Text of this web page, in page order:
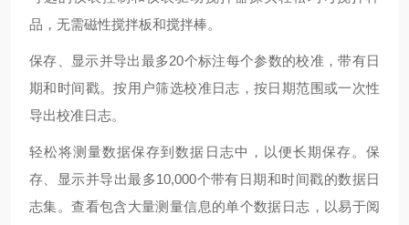
品，无需磁性搅拌板和搅拌棒。
保存、显示并导出最多20个标注每个参数的校准，带有日
期和时间戳。按用户筛选校准日志，按日期范围或一次性
导出校准日志。
轻松将测量数据保存到数据日志中，以便长期保存。保
存、显示并导出最多10,000个带有日期和时间戳的数据日
志集。查看包含大量测量信息的单个数据日志，以易于阅